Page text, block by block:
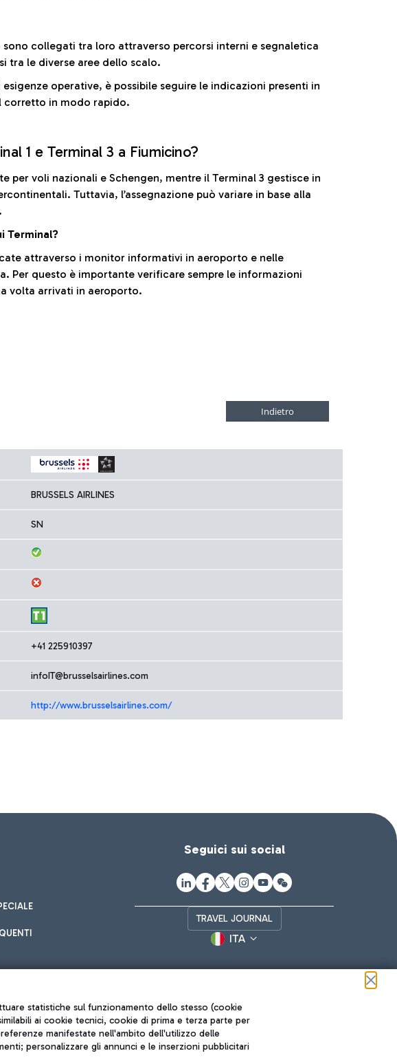
sono collegati tra loro attraverso percorsi interni e segnaletica
tra le diverse aree dello scalo.
operative, è possibile seguire le indicazioni presenti in
corretto in modo rapido.
1 e Terminal 3 a Fiumicino?
per voli nazionali e Schengen, mentre il Terminal 3 gestisce in
Tuttavia, l’assegnazione può variare in base alla
Terminal?
attraverso i monitor informativi in aeroporto e nelle
Per questo è importante verificare sempre le informazioni
volta arrivati in aeroporto.
BRUSSELS AIRLINES
SN
+41 225910397
infoIT@brusselsairlines.com
http://www.brusselsairlines.com/
Seguici sui social
TRAVEL JOURNAL
ITA
statistiche sul funzionamento dello stesso (cookie
ai cookie tecnici, cookie di prima e terza parte per
manifestate nell'ambito dell'utilizzo delle
personalizzare gli annunci e le inserzioni pubblicitari